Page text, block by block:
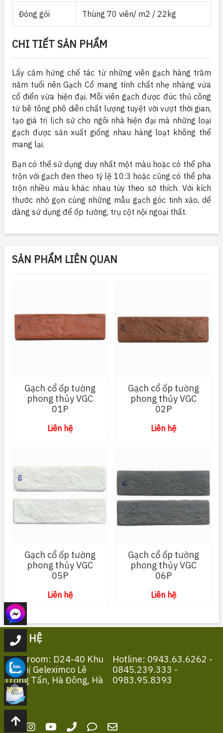
Đóng gói Thùng 70 viên/ m2 / 22kg
CHI TIẾT SẢN PHẨM
Lấy cảm hứng chế tác từ những viên gạch hàng trăm
năm tuổi nên Gạch Cổ mang tính chất nhẹ nhàng vừa
cổ điển vừa hiện đại. Mỗi viên gạch được đúc thủ công
từ bê tông phô diễn chất lượng tuyệt vời vượt thời gian,
tạo giá trị lịch sử cho ngôi nhà hiện đại mà những loại
gạch được sản xuất giống nhau hàng loạt không thể
mang lại.
Bạn có thể sử dụng duy nhất một màu hoặc có thể pha
trộn với gạch đen theo tỷ lệ 10:3 hoặc cũng có thể pha
trộn nhiều màu khác nhau tùy theo sở thích. Với kích
thước nhỏ gọn cùng những mẫu gạch góc tinh xảo, dể
dàng sử dụng để ốp tường, trụ cột nội ngoại thất.
SẢN PHẨM LIÊN QUAN
Gạch cổ ốp tường
phong thủy VGC
01P
Liên hệ
Gạch cổ ốp tường
phong thủy VGC
02P
Liên hệ
Gạch cổ ốp tường
phong thủy VGC
05P
Liên hệ
Gạch cổ ốp tường
phong thủy VGC
06P
Liên hệ
LIÊN HỆ
Showroom: D24-40 Khu
Đô Thị Geleximco Lê
Trọng Tấn, Hà Đông, Hà
Nội
Hotline: 0943.63.6262 -
0845.239.333 -
0983.95.8393